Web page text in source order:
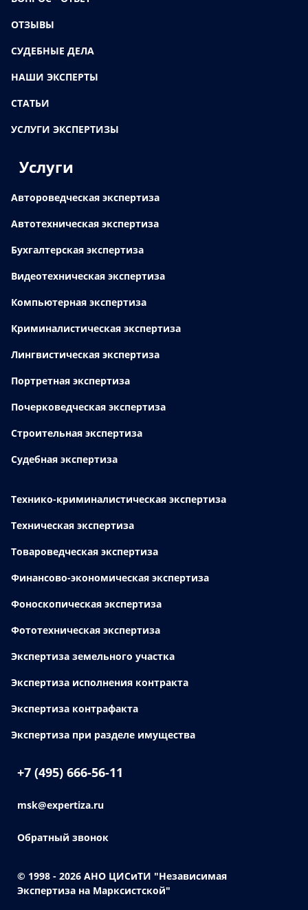
ОТЗЫВЫ
СУДЕБНЫЕ ДЕЛА
НАШИ ЭКСПЕРТЫ
СТАТЬИ
УСЛУГИ ЭКСПЕРТИЗЫ
Услуги
Автороведческая экспертиза
Автотехническая экспертиза
Бухгалтерская экспертиза
Видеотехническая экспертиза
Компьютерная экспертиза
Криминалистическая экспертиза
Лингвистическая экспертиза
Портретная экспертиза
Почерковедческая экспертиза
Строительная экспертиза
Судебная экспертиза
Технико-криминалистическая экспертиза
Техническая экспертиза
Товароведческая экспертиза
Финансово-экономическая экспертиза
Фоноскопическая экспертиза
Фототехническая экспертиза
Экспертиза земельного участка
Экспертиза исполнения контракта
Экспертиза контрафакта
Экспертиза при разделе имущества
+7 (495) 666-56-11
msk@expertiza.ru
Обратный звонок
© 1998 - 2026 АНО ЦИСиТИ "Независимая
Экспертиза на Марксистской"